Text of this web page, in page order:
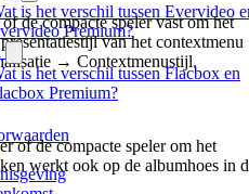
is het verschil tussen Evervideo
Premium?
is het verschil tussen Flacbox en
Premium?
de compacte speler vast om het
van het contextmenu
→ Contextmenustijl.
of de compacte speler om het
werkt ook op de albumhoes in